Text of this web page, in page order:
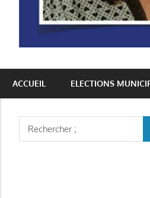
Auriol
Ensemble
ACCUEIL ELECTIONS